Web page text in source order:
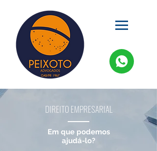
DIREITO EMPRESARIAL
Em que podemos
ajudá-lo?